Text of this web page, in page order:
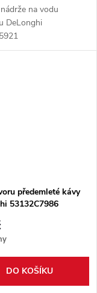
na vodu
DeLonghi
předemleté kávy
53132C7986
DO KOŠÍKU